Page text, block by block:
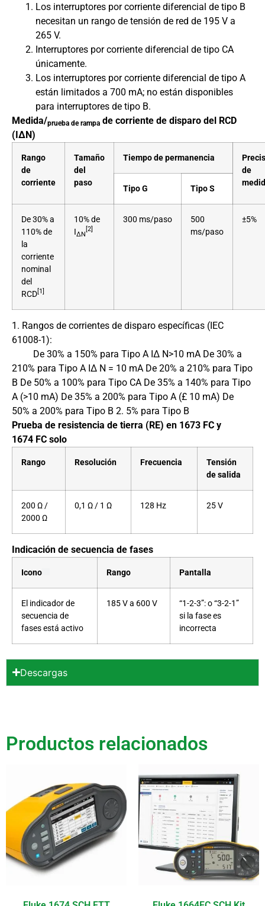
Los interruptores por corriente diferencial de tipo B
necesitan un rango de tensión de red de 195 V a
265 V.
Interruptores por corriente diferencial de tipo CA
únicamente.
Los interruptores por corriente diferencial de tipo A
están limitados a 700 mA; no están disponibles
para interruptores de tipo B.
Medida/prueba de rampa de corriente de disparo del RCD
(IΔN)
Rango
de
corriente
Tamaño
del
paso
Tiempo de permanencia
de
Tipo G Tipo S
De 30% a
110% de
la
corriente
nominal
del
RCD [1]
10% de
IΔN
[2]
300 ms/paso
500
ms/paso
±5%
1. Rangos de corrientes de disparo específicas (IEC
61008-1):
De 30% a 150% para Tipo A IΔ N>10 mA De 30% a
210% para Tipo A IΔ N = 10 mA De 20% a 210% para Tipo
B De 50% a 100% para Tipo CA De 35% a 140% para Tipo
A (>10 mA) De 35% a 200% para Tipo A (£ 10 mA) De
50% a 200% para Tipo B 2. 5% para Tipo B
Prueba de resistencia de tierra (RE) en 1673 FC y
1674 FC solo
Rango Resolución Frecuencia
Tensión
de salida
200 Ω /
2000 Ω
0,1 Ω / 1 Ω 128 Hz 25 V
Indicación de secuencia de fases
Icono Rango Pantalla
El indicador de
secuencia de
fases está activo
185 V a 600 V
“1-2-3”: o “3-2-1”
si la fase es
incorrecta
Descargas
Productos relacionados